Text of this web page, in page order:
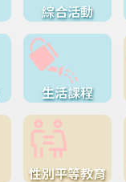
綜合活動
生活課程
性別平等教育